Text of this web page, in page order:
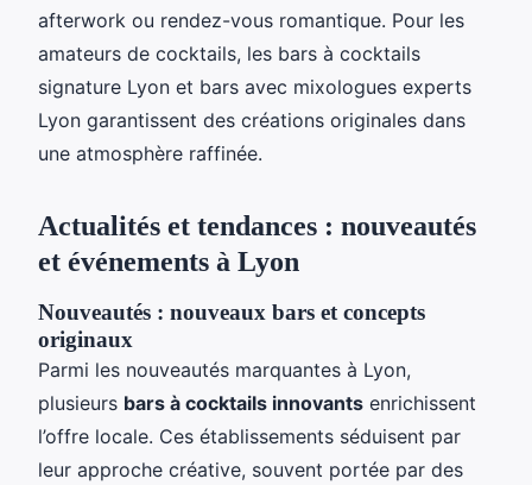
afterwork ou rendez-vous romantique. Pour les
amateurs de cocktails, les bars à cocktails
signature Lyon et bars avec mixologues experts
Lyon garantissent des créations originales dans
une atmosphère raffinée.
Actualités et tendances : nouveautés
et événements à Lyon
Nouveautés : nouveaux bars et concepts
originaux
Parmi les nouveautés marquantes à Lyon,
plusieurs bars à cocktails innovants enrichissent
l’offre locale. Ces établissements séduisent par
leur approche créative, souvent portée par des